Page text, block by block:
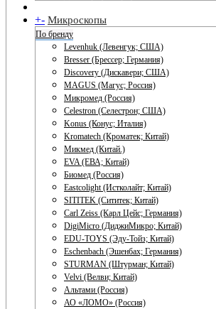
+- Микроскопы
По бренду
Levenhuk (Левенгук; США)
Bresser (Брессер; Германия)
Discovery (Дискавери; США)
MAGUS (Магус; Россия)
Микромед (Россия)
Celestron (Селестрон; США)
Konus (Конус; Италия)
Kromatech (Кроматек; Китай)
Микмед (Китай.)
EVA (ЕВА; Китай)
Биомед (Россия)
Eastcolight (Истколайт; Китай)
SITITEK (Сититек; Китай)
Carl Zeiss (Карл Цейс; Германия)
DigiMicro (ДиджиМикро; Китай)
EDU-TOYS (Эду-Тойз; Китай)
Eschenbach (Эшенбах; Германия)
STURMAN (Штурман; Китай)
Velvi (Велви; Китай)
Альтами (Россия)
АО «ЛОМО» (Россия)